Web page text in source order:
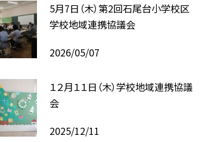
5月7日（木）第2回石尾台小学校区
学校地域連携協議会
2026/05/07
１２月１１日（木）学校地域連携協議
会
2025/12/11